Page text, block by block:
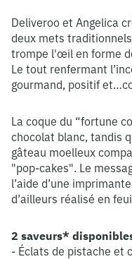
Deliveroo et Angelica
deux mets
trompe l'œil en forme
Le tout renfermant
gourmand, positif
La coque du “fortune
chocolat blanc, tandis
gâteau moelleux
"pop-cakes". Le
l’aide d’une
d’ailleurs réalisé en
2 saveurs*
- Éclats de pistache et